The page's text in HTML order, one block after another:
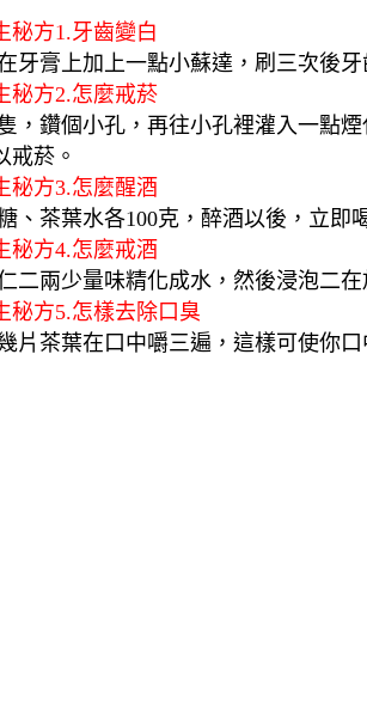
秘方1.牙齒變白
牙膏上加上一點小蘇達，刷三次後
秘方2.怎麼戒菸
戒菸。
秘方3.怎麼醒酒
、茶葉水各100克，醉酒以後，立即
秘方4.怎麼戒酒
二兩少量味精化成水，然後浸泡二
秘方5.怎樣去除口臭
片茶葉在口中嚼三遍，這樣可使你